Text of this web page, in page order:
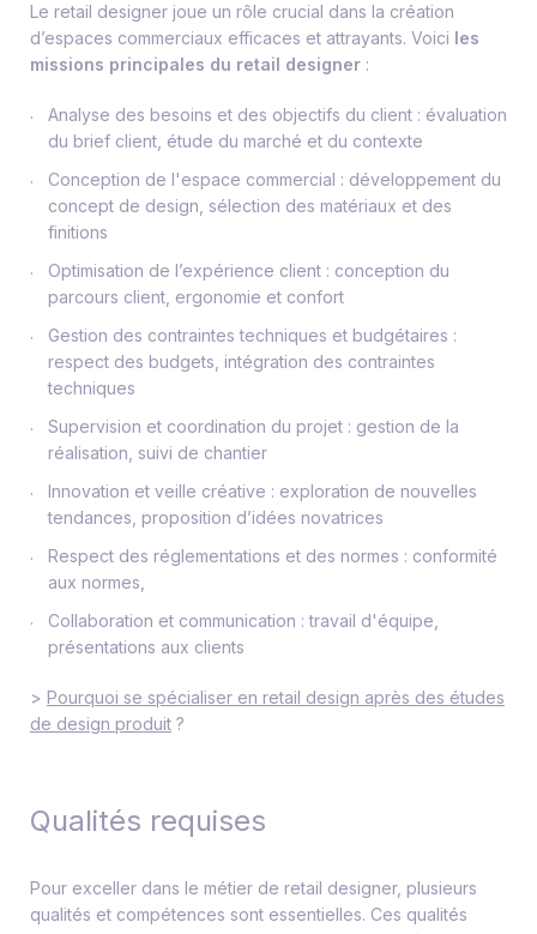
Le retail designer joue un rôle crucial dans la création
d’espaces commerciaux efficaces et attrayants. Voici les
missions principales du retail designer :
Analyse des besoins et des objectifs du client : évaluation
du brief client, étude du marché et du contexte
Conception de l'espace commercial : développement du
concept de design, sélection des matériaux et des
finitions
Optimisation de l’expérience client : conception du
parcours client, ergonomie et confort
Gestion des contraintes techniques et budgétaires :
respect des budgets, intégration des contraintes
techniques
Supervision et coordination du projet : gestion de la
réalisation, suivi de chantier
Innovation et veille créative : exploration de nouvelles
tendances, proposition d’idées novatrices
Respect des réglementations et des normes : conformité
aux normes,
Collaboration et communication : travail d'équipe,
présentations aux clients
> Pourquoi se spécialiser en retail design après des études
de design produit ?
Qualités requises
Pour exceller dans le métier de retail designer, plusieurs
qualités et compétences sont essentielles. Ces qualités